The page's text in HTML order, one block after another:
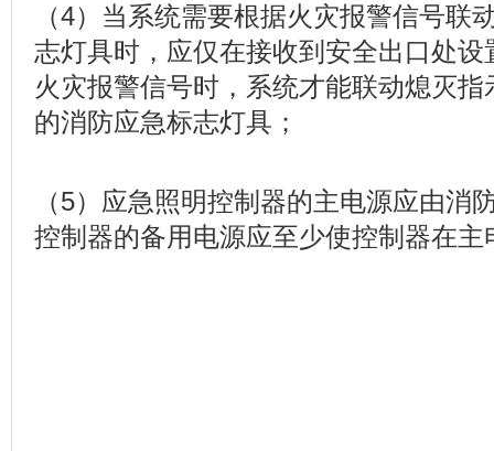
（4）当系统需要根据火灾报警信号联
志灯具时，应仅在接收到安全出口处
火灾报警信号时，系统才能联动熄灭
的消防应急标志灯具；
（5）应急照明控制器的主电源应由消
控制器的备用电源应至少使控制器在